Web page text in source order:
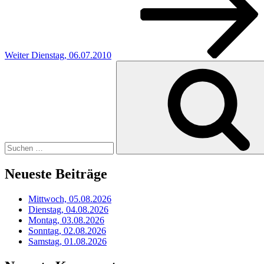
Weiter Dienstag, 06.07.2010
Neueste Beiträge
Mittwoch, 05.08.2026
Dienstag, 04.08.2026
Montag, 03.08.2026
Sonntag, 02.08.2026
Samstag, 01.08.2026